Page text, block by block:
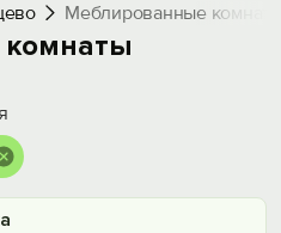
Меблированные